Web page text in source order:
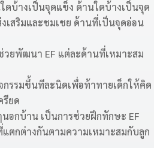
ดบ้างเป็นจุดแข็ง ด้านใดบ้างเป็นจุด
เสริมและชมเชย ด้านที่เป็นจุดอ่อน
ยพัฒนา EF แต่ละด้านที่เหมาะสม
กรรมขึ้นทีละนิดเพื่อท้าทายเด็กให้คิด
รียด
อกบ้าน เป็นการช่วยฝึกทักษะ EF
ตกต่างกันตามความเหมาะสมกับลูก